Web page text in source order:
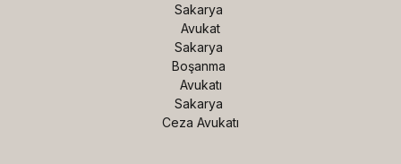
Sakarya
Avukat
Sakarya
Boşanma
Avukatı
Sakarya
Ceza Avukatı